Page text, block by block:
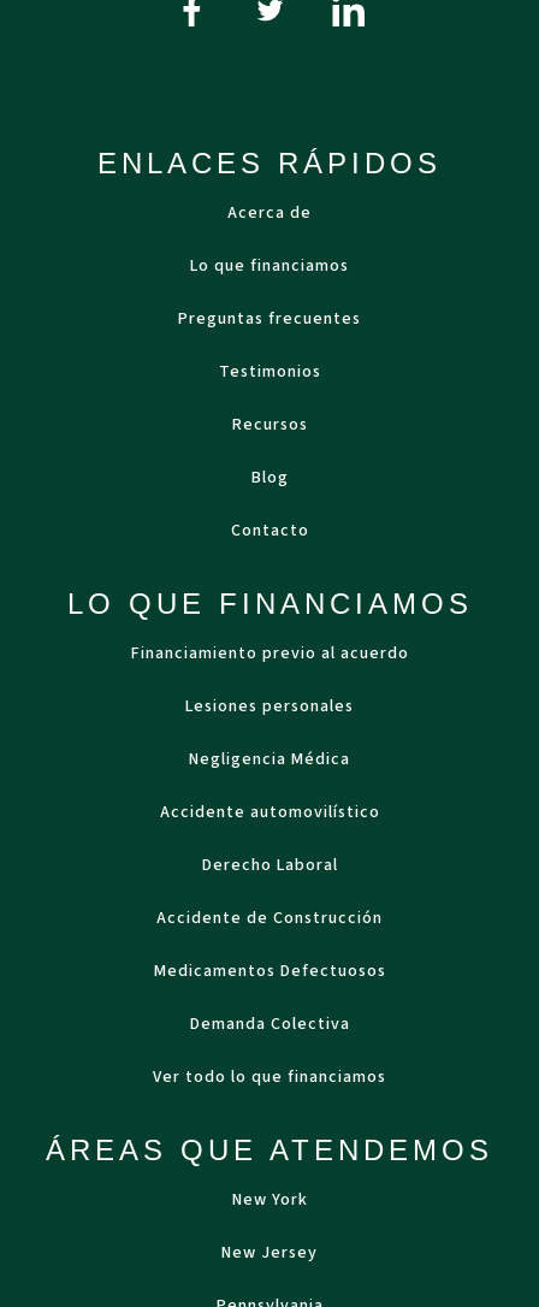
ENLACES RÁPIDOS
Acerca de
Lo que financiamos
Preguntas frecuentes
Testimonios
Recursos
Blog
Contacto
LO QUE FINANCIAMOS
Financiamiento previo al acuerdo
Lesiones personales
Negligencia Médica
Accidente automovilístico
Derecho Laboral
Accidente de Construcción
Medicamentos Defectuosos
Demanda Colectiva
Ver todo lo que financiamos
ÁREAS QUE ATENDEMOS
New York
New Jersey